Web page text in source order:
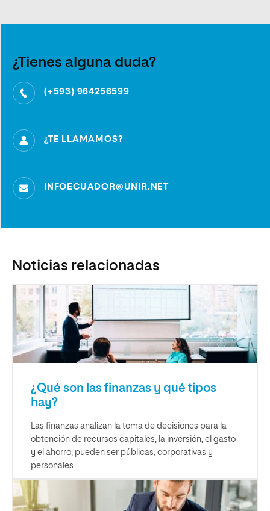
¿Tienes alguna duda?
(+593) 964256599
¿TE LLAMAMOS?
INFOECUADOR@UNIR.NET
Noticias relacionadas
¿Qué son las finanzas y qué tipos
hay?
Las finanzas analizan la toma de decisiones para la
obtención de recursos capitales, la inversión, el gasto
y el ahorro; pueden ser públicas, corporativas y
personales.